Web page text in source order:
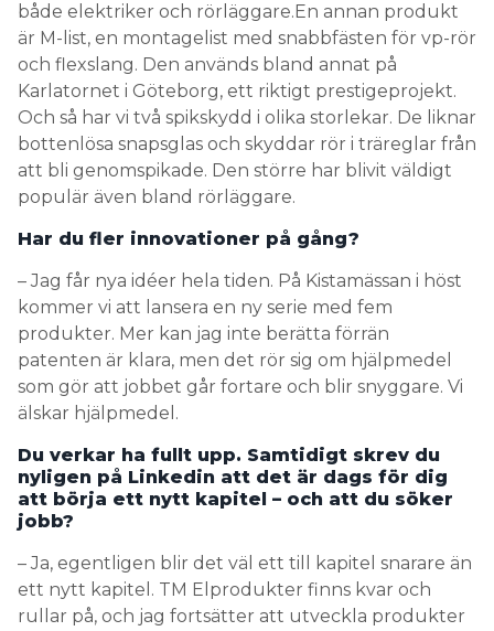
både elektriker och rörläggare.En annan produkt
är M-list, en montagelist med snabbfästen för vp-rör
och flexslang. Den används bland annat på
Karlatornet i Göteborg, ett riktigt prestigeprojekt.
Och så har vi två spikskydd i olika storlekar. De liknar
bottenlösa snapsglas och skyddar rör i träreglar från
att bli genomspikade. Den större har blivit väldigt
populär även bland rörläggare.
Har du fler innovationer på gång?
– Jag får nya idéer hela tiden. På Kistamässan i höst
kommer vi att lansera en ny serie med fem
produkter. Mer kan jag inte berätta förrän
patenten är klara, men det rör sig om hjälpmedel
som gör att jobbet går fortare och blir snyggare. Vi
älskar hjälpmedel.
Du verkar ha fullt upp. Samtidigt skrev du
nyligen på Linkedin att det är dags för dig
att börja ett nytt kapitel – och att du söker
jobb?
– Ja, egentligen blir det väl ett till kapitel snarare än
ett nytt kapitel. TM Elprodukter finns kvar och
rullar på, och jag fortsätter att utveckla produkter